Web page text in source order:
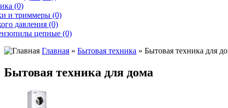
(0)
и триммеры (0)
давления (0)
цепные (0)
Главная » Бытовая техника » Бытовая техника для
Бытовая техника для дома